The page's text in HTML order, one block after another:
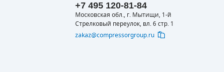
+7 495 120-81-84
Московская обл., г. Мытищи, 1-й
Стрелковый переулок, вл. 6 стр. 1
zakaz@compressorgroup.ru